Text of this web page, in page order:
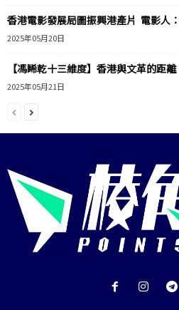
香港電影發展局圖振興港產片 電影人
2025年05月20日
【馮睎乾十三維度】香港與文革的距離
2025年05月21日